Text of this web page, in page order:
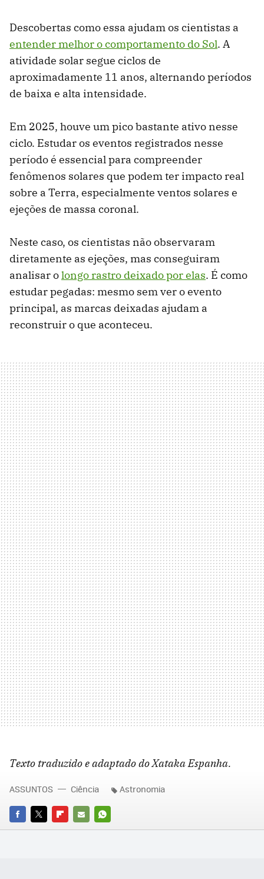
Descobertas como essa ajudam os cientistas a
entender melhor o comportamento do Sol. A
atividade solar segue ciclos de
aproximadamente 11 anos, alternando períodos
de baixa e alta intensidade.
Em 2025, houve um pico bastante ativo nesse
ciclo. Estudar os eventos registrados nesse
período é essencial para compreender
fenômenos solares que podem ter impacto real
sobre a Terra, especialmente ventos solares e
ejeções de massa coronal.
Neste caso, os cientistas não observaram
diretamente as ejeções, mas conseguiram
analisar olongo rastro deixado por elas. É como
estudar pegadas: mesmo sem ver o evento
principal, as marcas deixadas ajudam a
reconstruir o que aconteceu.
Texto traduzido e adaptado do Xataka Espanha.
FACEBOOK
TWITTERFLIPBOARD
E-
WHATSAPP
ASSUNTOS Ciência Astronomia